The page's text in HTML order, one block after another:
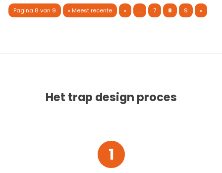
Pagina 8 van 9 « Meest recente « ... 7 8 9 »
Het trap design proces
1